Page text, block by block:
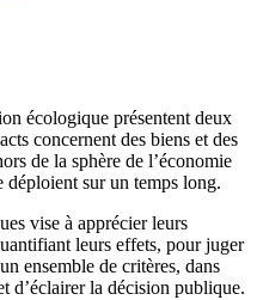
écologique présentent deux
concernent des biens et des
de la sphère de l’économie
déploient sur un temps long.
vise à apprécier leurs
leurs effets, pour juger
ensemble de critères, dans
d’éclairer la décision publique.